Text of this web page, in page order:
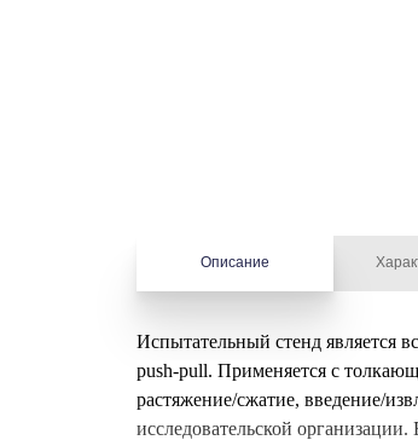
Описание
Испытательный стенд является
push-pull. Применяется с
растяжение/сжатие, введение/
исследовательской